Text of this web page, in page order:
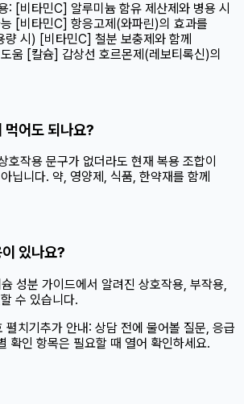
: [비타민C] 알루미늄 함유 제산제와 병용 시
[비타민C] 항응고제(와파린)의 효과를
량 시) [비타민C] 철분 보충제와 함께
움 [칼슘] 갑상선 호르몬제(레보티록신)의
먹어도 되나요?
호작용 문구가 없더라도 현재 복용 조합이
닙니다. 약, 영양제, 식품, 한약재를 함께
있나요?
성분 가이드에서 알려진 상호작용, 부작용,
수 있습니다.
펼치기추가 안내: 상담 전에 물어볼 질문, 응급
확인 항목은 필요할 때 열어 확인하세요.